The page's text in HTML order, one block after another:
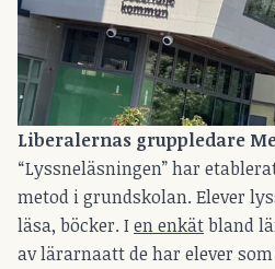
Liberalernas gruppledare
“Lyssneläsningen” har
metod i grundskolan. Elever
läsa, böcker. Ien enkätbland
av lärarnaatt de har elever